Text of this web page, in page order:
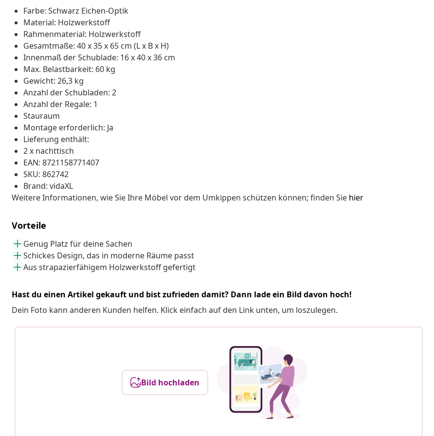
Farbe: Schwarz Eichen-Optik
Material: Holzwerkstoff
Rahmenmaterial: Holzwerkstoff
Gesamtmaße: 40 x 35 x 65 cm (L x B x H)
Innenmaß der Schublade: 16 x 40 x 36 cm
Max. Belastbarkeit: 60 kg
Gewicht: 26,3 kg
Anzahl der Schubladen: 2
Anzahl der Regale: 1
Stauraum
Montage erforderlich: Ja
Lieferung enthält:
2 x nachttisch
EAN: 8721158771407
SKU: 862742
Brand: vidaXL
Weitere Informationen, wie Sie Ihre Möbel vor dem Umkippen schützen können; finden Sie hier
Vorteile
Genug Platz für deine Sachen
Schickes Design, das in moderne Räume passt
Aus strapazierfähigem Holzwerkstoff gefertigt
Hast du einen Artikel gekauft und bist zufrieden damit? Dann lade ein Bild davon hoch!
Dein Foto kann anderen Kunden helfen. Klick einfach auf den Link unten, um loszulegen.
Bild hochladen